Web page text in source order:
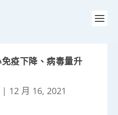
疫下降、病毒量升
| 12 月 16, 2021